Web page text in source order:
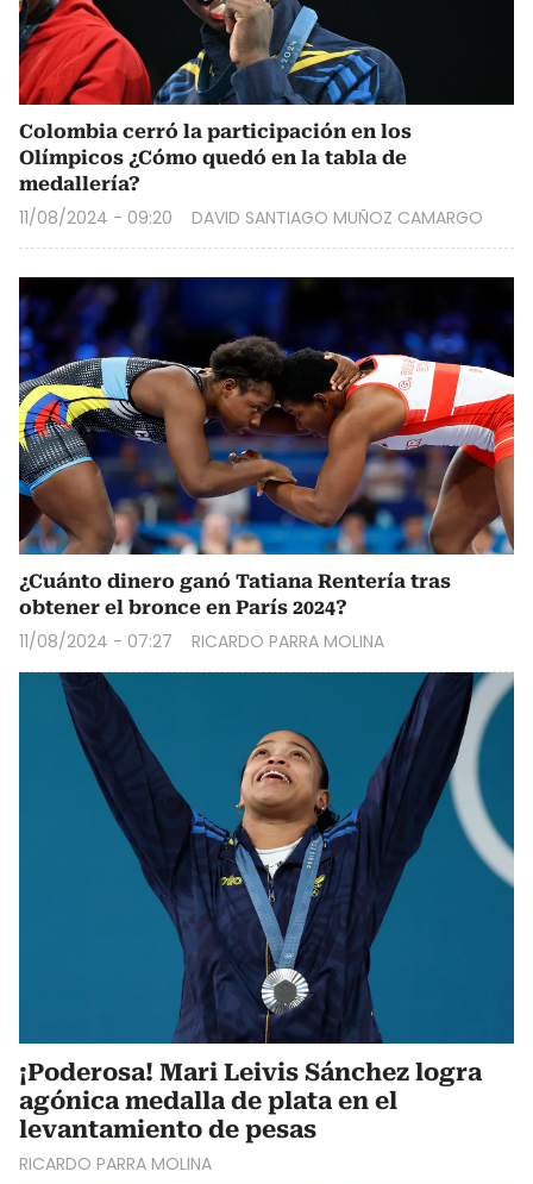
Colombia cerró la participación en los
Olímpicos ¿Cómo quedó en la tabla de
medallería?
11/08/2024 - 09:20 DAVID SANTIAGO MUÑOZ CAMARGO
¿Cuánto dinero ganó Tatiana Rentería tras
obtener el bronce en París 2024?
11/08/2024 - 07:27 RICARDO PARRA MOLINA
¡Poderosa! Mari Leivis Sánchez logra
agónica medalla de plata en el
levantamiento de pesas
RICARDO PARRA MOLINA